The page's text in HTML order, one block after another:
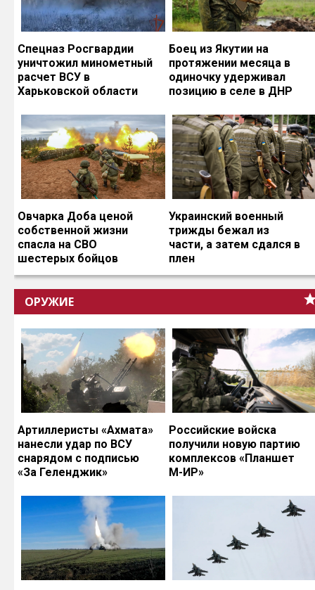
Спецназ Росгвардии
уничтожил минометный
расчет ВСУ в
Харьковской области
Боец из Якутии на
протяжении месяца в
одиночку удерживал
позицию в селе в ДНР
Овчарка Доба ценой
собственной жизни
спасла на СВО
шестерых бойцов
Украинский военный
трижды бежал из
части, а затем сдался в
плен
ОРУЖИЕ
Артиллеристы «Ахмата»
нанесли удар по ВСУ
снарядом с подписью
«За Геленджик»
Российские войска
получили новую партию
комплексов «Планшет
М-ИР»